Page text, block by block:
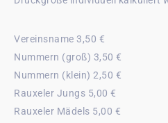
Vereinsname 3,50 €
Nummern (groß) 3,50 €
Nummern (klein) 2,50 €
Rauxeler Jungs 5,00 €
Rauxeler Mädels 5,00 €